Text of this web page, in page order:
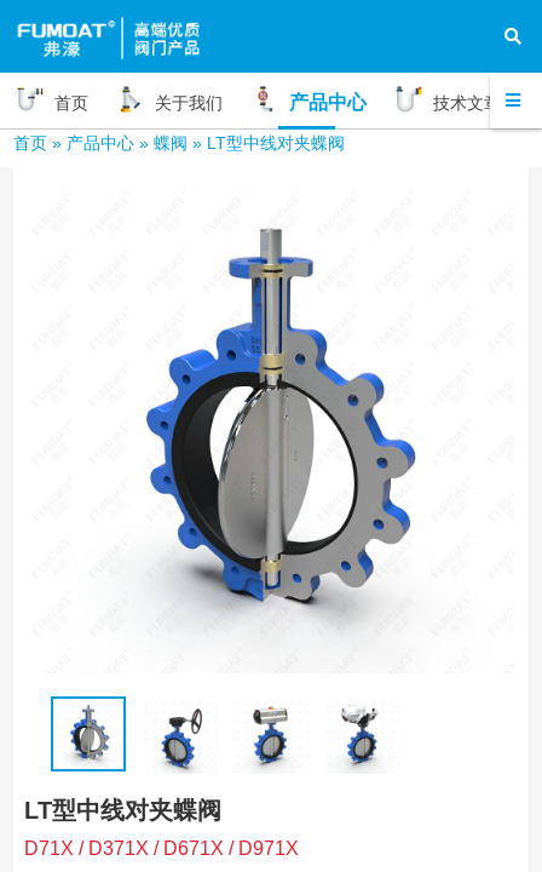
首页 关于我们 产品中心 技术文章
首页 » 产品中心 »蝶阀 » LT型中线对夹蝶阀
LT型中线对夹蝶阀
D71X / D371X / D671X / D971X